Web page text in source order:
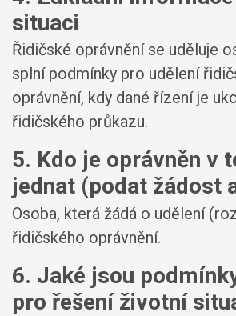
situaci
Řidičské oprávnění se uděluje
splní podmínky pro udělení
oprávnění, kdy dané řízení je
řidičského průkazu.
5. Kdo je oprávněn v
jednat (podat žádost
Osoba, která žádá o udělení
řidičského oprávnění.
6. Jaké jsou
pro řešení životní